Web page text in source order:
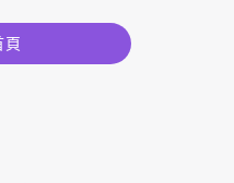
頁